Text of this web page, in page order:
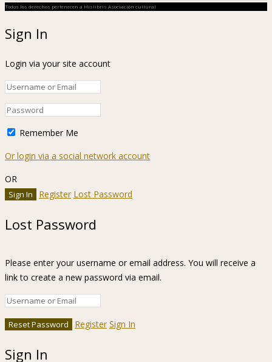
Todos los derechos pertenecen a Hislibris Asociación cultural
Sign In
Login via your site account
Remember Me
Or login via a social network account
OR
Register Lost Password
Lost Password
Please enter your username or email address. You will receive a
link to create a new password via email.
Register Sign In
Sign In